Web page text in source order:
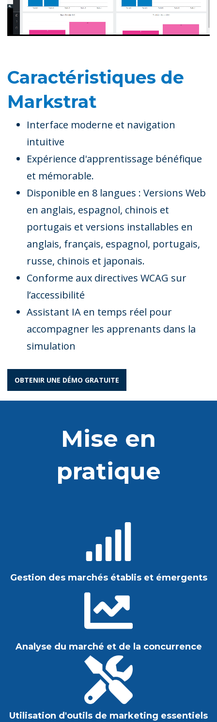
Caractéristiques de
Markstrat
Interface moderne et navigation
intuitive
Expérience d'apprentissage bénéfique
et mémorable.
Disponible en 8 langues : Versions Web
en anglais, espagnol, chinois et
portugais et versions installables en
anglais, français, espagnol, portugais,
russe, chinois et japonais.
Conforme aux directives WCAG sur
l’accessibilité
Assistant IA en temps réel pour
accompagner les apprenants dans la
simulation
OBTENIR UNE DÉMO GRATUITE
Mise en
pratique
Gestion des marchés établis et émergents
Analyse du marché et de la concurrence
Utilisation d'outils de marketing essentiels